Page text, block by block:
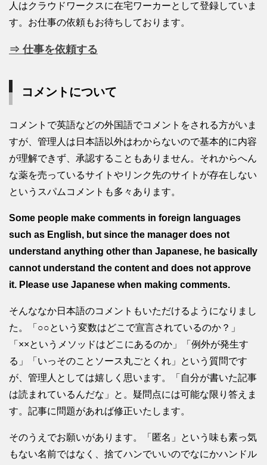
人はクラウドワークスに在宅ワーカーとして登録していま
す。お仕事の依頼もお待ちしております。
⇒ 仕事を依頼する
コメントについて
コメントで英語などの外国語でコメントをされる方がいま
すが、管理人は日本語以外はわからないので基本的に内容
が理解できず、承認することもありません。それからへん
な薬を売っているサイトやリンク先のサイトが存在しない
というスパムコメントも多々あります。
Some people make comments in foreign languages
such as English, but since the manager does not
understand anything other than Japanese, he basically
cannot understand the content and does not approve
it. Please use Japanese when making comments.
そんななか日本語のコメントもいただけるようになりまし
た。「○○という変数はどこで宣言されているのか？」
「××というメソッドはどこにあるのか」「例外が発生す
る」「いっそのことソース丸ごとくれ」という質問です
が、管理人としては嬉しく思います。「自分が書いた記事
は読まれているんだな」と。疑問点には可能な限り答えま
す。記事に問題があれば修正いたします。
そのうえでお願いがあります。「匿名」という味も素っ気
もない名前ではなく、捨てハンでいいのでなにかハンドル